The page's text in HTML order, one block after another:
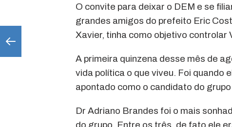
O convite para deixar o DEM e se
grandes amigos do prefeito Eric
Xavier, tinha como objetivo controlar
A primeira quinzena desse mês de
vida política o que viveu. Foi quando
apontado como o candidato do
Dr Adriano Brandes foi o mais
do grupo. Entre os três, de fato ele